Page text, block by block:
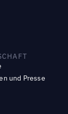
und Presse